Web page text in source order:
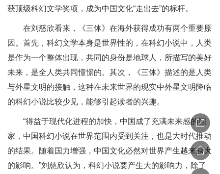
获顶级科幻文学奖项，成为中国文化“走出去”的标杆。
在刘慈欣看来，《三体》在海外获得成功有两个重要原
因。首先，科幻文学本身是世界性的，在科幻小说中，人类
是作为一个整体出现，共同的身份是地球人，所描写的美好
未来，是全人类共同憧憬的。其次，《三体》描述的是人类
与外星文明的接触，这种在未来世界的现实中外星文明降临
的科幻小说比较少见，能够引起读者的兴趣。
“得益于现代化进程的加快，中国成了充满未来感的国
家，中国科幻小说在世界范围内受到关注，也是大时代推动
的结果。随着国力增强，中国文化必然对世界产生越来越大
的影响。”刘慈欣认为，科幻小说要产生大的影响力，除了